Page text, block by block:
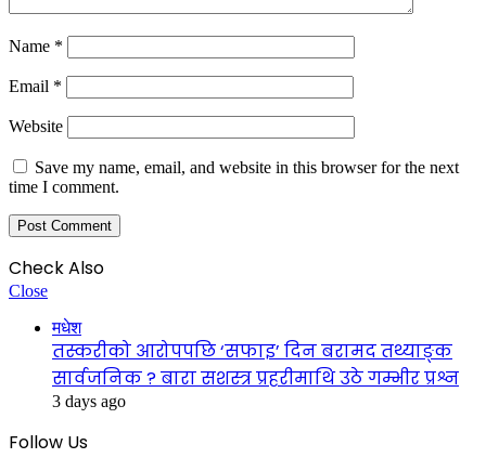
Name *
Email *
Website
Save my name, email, and website in this browser for the next
time I comment.
Check Also
Close
मधेश
तस्करीको आरोपपछि ‘सफाइ’ दिन बरामद तथ्याङ्क
सार्वजनिक ? बारा सशस्त्र प्रहरीमाथि उठे गम्भीर प्रश्न
3 days ago
Follow Us